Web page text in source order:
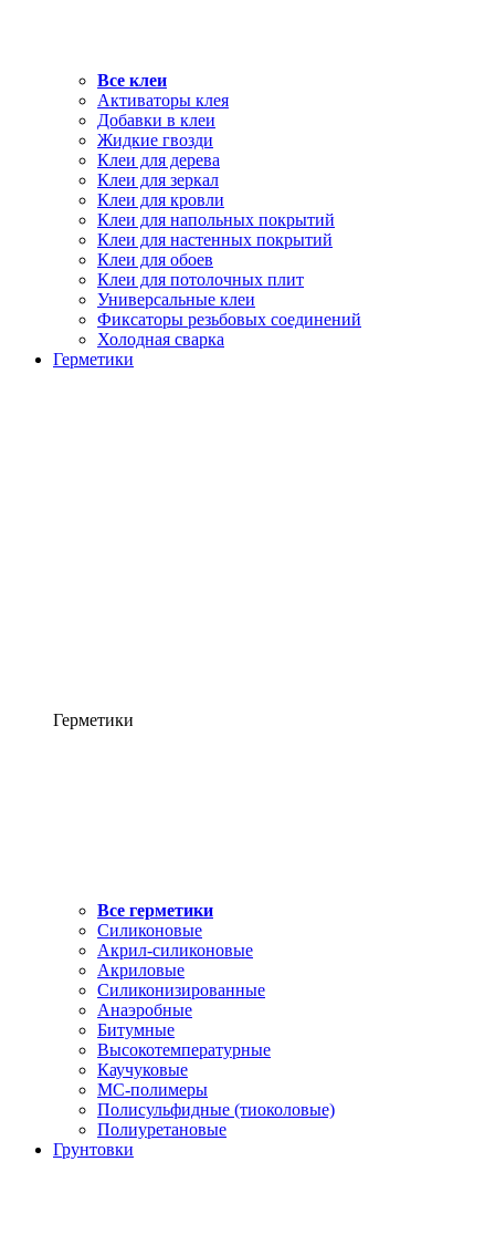
Все клеи
Активаторы клея
Добавки в клеи
Жидкие гвозди
Клеи для дерева
Клеи для зеркал
Клеи для кровли
Клеи для напольных покрытий
Клеи для настенных покрытий
Клеи для обоев
Клеи для потолочных плит
Универсальные клеи
Фиксаторы резьбовых соединений
Холодная сварка
Герметики
Герметики
Все герметики
Силиконовые
Акрил-силиконовые
Акриловые
Силиконизированные
Анаэробные
Битумные
Высокотемпературные
Каучуковые
МС-полимеры
Полисульфидные (тиоколовые)
Полиуретановые
Грунтовки